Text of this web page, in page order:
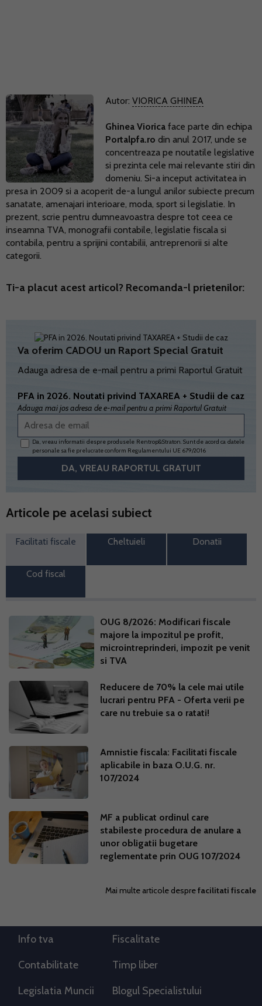
Autor: VIORICA GHINEA
Ghinea Viorica face parte din echipa
Portalpfa.ro din anul 2017, unde se
concentreaza pe noutatile legislative
si prezinta cele mai relevante stiri din
domeniu. Si-a inceput activitatea in
presa in 2009 si a acoperit de-a lungul anilor subiecte precum
sanatate, amenajari interioare, moda, sport si legislatie. In
prezent, scrie pentru dumneavoastra despre tot ceea ce
inseamna TVA, monografii contabile, legislatie fiscala si
contabila, pentru a sprijini contabilii, antreprenorii si alte
categorii.
Ti-a placut acest articol? Recomanda-l prietenilor:
Va oferim CADOU un Raport Special Gratuit
Adauga adresa de e-mail pentru a primi Raportul Gratuit
PFA in 2026. Noutati privind TAXAREA + Studii de caz
Adauga mai jos adresa de e-mail pentru a primi Raportul Gratuit
Da, vreau informatii despre produsele Rentrop&Straton. Sunt de acord ca datele
personale sa fie prelucrate conform Regulamentului UE 679/2016
Articole pe acelasi subiect
Facilitati fiscale Cheltuieli Donatii
Cod fiscal
OUG 8/2026: Modificari fiscale
majore la impozitul pe profit,
microintreprinderi, impozit pe venit
si TVA
Reducere de 70% la cele mai utile
lucrari pentru PFA - Oferta verii pe
care nu trebuie sa o ratati!
Amnistie fiscala: Facilitati fiscale
aplicabile in baza O.U.G. nr.
107/2024
MF a publicat ordinul care
stabileste procedura de anulare a
unor obligatii bugetare
reglementate prin OUG 107/2024
Mai multe articole desprefacilitati fiscale
Info tva Fiscalitate
Contabilitate Timp liber
Legislatia Muncii Blogul Specialistului